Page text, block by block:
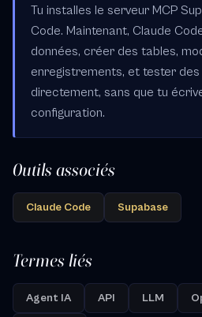
Tu installes le serveur MCP
Code. Maintenant, Claude
données, créer des tables,
enregistrements, et tester
directement, sans que tu
configuration.
Outils associés
Claude Code Supabase
Termes liés
Agent IA API LLM